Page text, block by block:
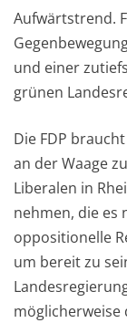
Aufwärtstrend.
und einer
grünen
Die FDP
an der Waage
Liberalen in
nehmen, die es
oppositionelle
um bereit zu